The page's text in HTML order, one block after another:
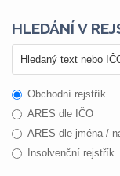
HLEDÁNÍ V
Obchodní rejstřík
ARES dle IČO
ARES dle jména /
Insolvenční rejstřík